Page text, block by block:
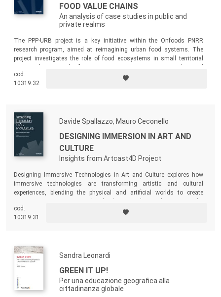
FOOD VALUE CHAINS
An analysis of case studies in public and
private realms
The PPP-URB project is a key initiative within the Onfoods PNRR
research program, aimed at reimagining urban food systems. The
project investigates the role of food ecosystems in small territorial
their influence on local systems.
cod.
10319.32
Davide Spallazzo, Mauro Ceconello
DESIGNING IMMERSION IN ART AND
CULTURE
Insights from Artcast4D Project
Designing Immersive Technologies in Art and Culture explores how
immersive technologies are transforming artistic and cultural
experiences, blending the physical and artificial worlds to create
current literature on immersion. It moves beyond theory to explore
public installations, demonstrating how technology is transforming
cod.
10319.31
Sandra Leonardi
GREEN IT UP!
Per una educazione geografica alla
cittadinanza globale